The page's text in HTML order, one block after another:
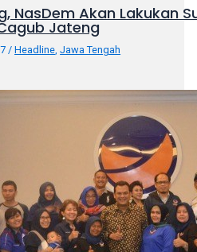
NasDem Akan Lakukan
Jateng
/Headline,Jawa Tengah